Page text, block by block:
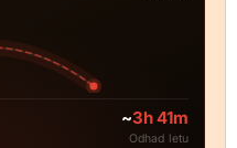
~3h 41m
Odhad letu